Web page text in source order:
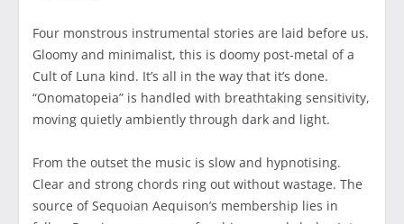
Four monstrous instrumental stories are laid before us.
Gloomy and minimalist, this is doomy post-metal of a
Cult of Luna kind. It’s all in the way that it’s done.
“Onomatopeia” is handled with breathtaking sensitivity,
moving quietly ambiently through dark and light.
From the outset the music is slow and hypnotising.
Clear and strong chords ring out without wastage. The
source of Sequoian Aequison’s membership lies in